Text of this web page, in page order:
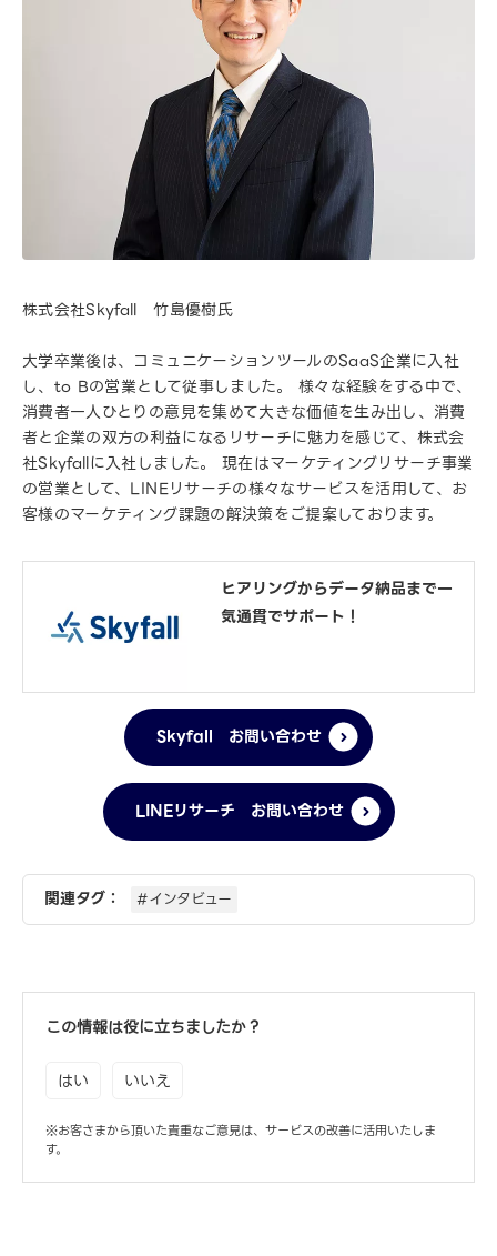
株式会社Skyfall 竹島優樹氏
大学卒業後は、コミュニケーションツールのSaaS企業に入社
し、to Bの営業として従事しました。 様々な経験をする中で、
消費者一人ひとりの意見を集めて大きな価値を生み出し、消費
者と企業の双方の利益になるリサーチに魅力を感じて、株式会
社Skyfallに入社しました。 現在はマーケティングリサーチ事業
の営業として、LINEリサーチの様々なサービスを活用して、お
客様のマーケティング課題の解決策をご提案しております。
ヒアリングからデータ納品まで一
気通貫でサポート！
Skyfall お問い合わせ
LINEリサーチ お問い合わせ
関連タグ： #インタビュー
この情報は役に立ちましたか？
はい いいえ
※お客さまから頂いた貴重なご意見は、サービスの改善に活用いたしま
す。